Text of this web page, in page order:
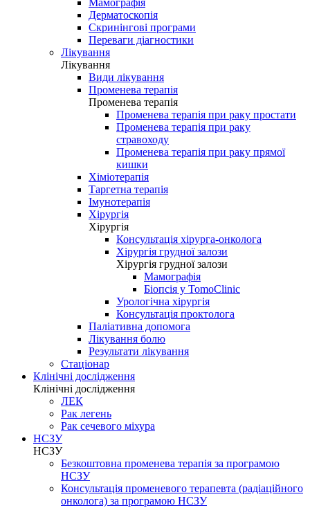
Мамографія
Дерматоскопія
Скринінгові програми
Переваги діагностики
Лікування
Лікування
Види лікування
Променева терапія
Променева терапія
Променева терапія при раку простати
Променева терапія при раку
стравоходу
Променева терапія при раку прямої
кишки
Хіміотерапія
Таргетна терапія
Імунотерапія
Хірургія
Хірургія
Консультація хірурга-онколога
Хірургія грудної залози
Хірургія грудної залози
Мамографія
Біопсія у TomoClinic
Урологічна хірургія
Консультація проктолога
Паліативна допомога
Лікування болю
Результати лікування
Стаціонар
Клінічні дослідження
Клінічні дослідження
ЛЕК
Рак легень
Рак сечевого міхура
НСЗУ
НСЗУ
Безкоштовна променева терапія за програмою
НСЗУ
Консультація променевого терапевта (радіаційного
онколога) за програмою НСЗУ